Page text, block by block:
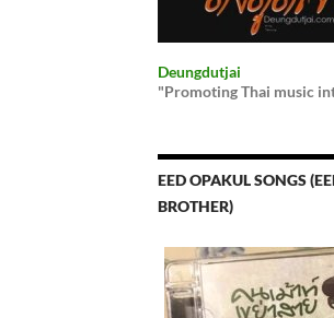
Deungdutjai
"Promoting Thai music
EED OPAKUL SONGS
BROTHER)